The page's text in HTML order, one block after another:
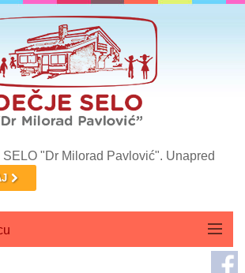
"Dr Milorad Pavlović". Unapred